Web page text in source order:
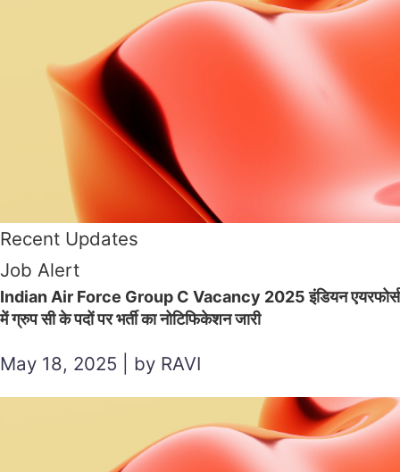
Recent Updates
Job Alert
Indian Air Force Group C Vacancy 2025 इंडियन एयरफोर्स
में ग्रुप सी के पदों पर भर्ती का नोटिफिकेशन जारी
May 18, 2025 | by RAVI